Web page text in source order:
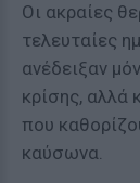
Οι ακραίες
τελευταίες
ανέδειξαν
κρίσης, αλλά
που
καύσωνα.